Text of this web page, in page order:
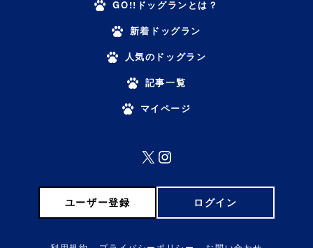
GO!!ドッグランとは？
新着ドッグラン
人気のドッグラン
記事一覧
マイページ
X Instagram
ユーザー登録 ログイン